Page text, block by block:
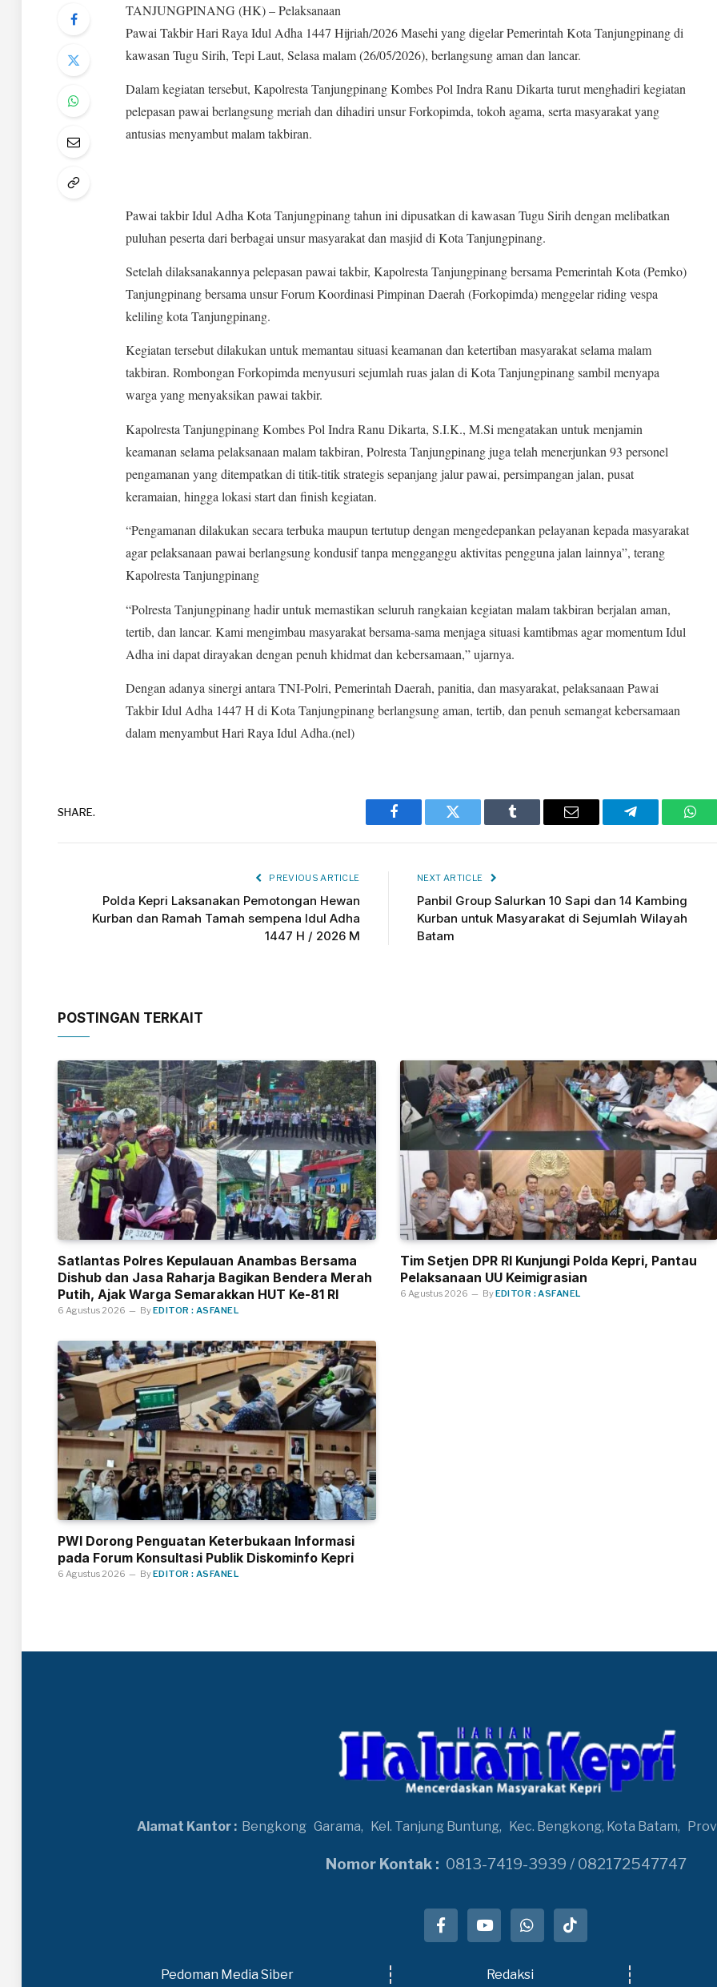
TANJUNGPINANG (HK) – Pelaksanaan
Pawai Takbir Hari Raya Idul Adha 1447 Hijriah/2026 Masehi yang digelar Pemerintah Kota Tanjungpinang di
kawasan Tugu Sirih, Tepi Laut, Selasa malam (26/05/2026), berlangsung aman dan lancar.
Dalam kegiatan tersebut, Kapolresta Tanjungpinang Kombes Pol Indra Ranu Dikarta turut menghadiri kegiatan
pelepasan pawai berlangsung meriah dan dihadiri unsur Forkopimda, tokoh agama, serta masyarakat yang
antusias menyambut malam takbiran.
Pawai takbir Idul Adha Kota Tanjungpinang tahun ini dipusatkan di kawasan Tugu Sirih dengan melibatkan
puluhan peserta dari berbagai unsur masyarakat dan masjid di Kota Tanjungpinang.
Setelah dilaksanakannya pelepasan pawai takbir, Kapolresta Tanjungpinang bersama Pemerintah Kota (Pemko)
Tanjungpinang bersama unsur Forum Koordinasi Pimpinan Daerah (Forkopimda) menggelar riding vespa
keliling kota Tanjungpinang.
Kegiatan tersebut dilakukan untuk memantau situasi keamanan dan ketertiban masyarakat selama malam
takbiran. Rombongan Forkopimda menyusuri sejumlah ruas jalan di Kota Tanjungpinang sambil menyapa
warga yang menyaksikan pawai takbir.
Kapolresta Tanjungpinang Kombes Pol Indra Ranu Dikarta, S.I.K., M.Si mengatakan untuk menjamin
keamanan selama pelaksanaan malam takbiran, Polresta Tanjungpinang juga telah menerjunkan 93 personel
pengamanan yang ditempatkan di titik-titik strategis sepanjang jalur pawai, persimpangan jalan, pusat
keramaian, hingga lokasi start dan finish kegiatan.
“Pengamanan dilakukan secara terbuka maupun tertutup dengan mengedepankan pelayanan kepada masyarakat
agar pelaksanaan pawai berlangsung kondusif tanpa mengganggu aktivitas pengguna jalan lainnya”, terang
Kapolresta Tanjungpinang
“Polresta Tanjungpinang hadir untuk memastikan seluruh rangkaian kegiatan malam takbiran berjalan aman,
tertib, dan lancar. Kami mengimbau masyarakat bersama-sama menjaga situasi kamtibmas agar momentum Idul
Adha ini dapat dirayakan dengan penuh khidmat dan kebersamaan,” ujarnya.
Dengan adanya sinergi antara TNI-Polri, Pemerintah Daerah, panitia, dan masyarakat, pelaksanaan Pawai
Takbir Idul Adha 1447 H di Kota Tanjungpinang berlangsung aman, tertib, dan penuh semangat kebersamaan
dalam menyambut Hari Raya Idul Adha.(nel)
SHARE.
Facebook Twitter Tumblr Email Telegram
PREVIOUS ARTICLE
Polda Kepri Laksanakan Pemotongan Hewan
Kurban dan Ramah Tamah sempena Idul Adha
1447 H / 2026 M
NEXT ARTICLE
Panbil Group Salurkan 10 Sapi dan 14 Kambing
Kurban untuk Masyarakat di Sejumlah Wilayah
Batam
POSTINGAN TERKAIT
Satlantas Polres Kepulauan Anambas Bersama
Dishub dan Jasa Raharja Bagikan Bendera Merah
Putih, Ajak Warga Semarakkan HUT Ke-81 RI
6 Agustus 2026 ByEDITOR : ASFANEL
Tim Setjen DPR RI Kunjungi Polda Kepri, Pantau
Pelaksanaan UU Keimigrasian
6 Agustus 2026 ByEDITOR : ASFANEL
PWI Dorong Penguatan Keterbukaan Informasi
pada Forum Konsultasi Publik Diskominfo Kepri
6 Agustus 2026 ByEDITOR : ASFANEL
Alamat Kantor : Bengkong Garama, Kel. Tanjung Buntung, Kec. Bengkong, Kota Batam,
Nomor Kontak : 0813-7419-3939 / 082172547747
Pedoman Media Siber Redaksi